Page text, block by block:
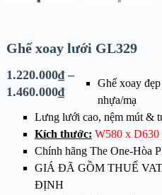
Ghế xoay lưới GL329
1.220.000₫ –
1.460.000₫
Ghế xoay
nhựa/mạ
Lưng lưới cao, nệm mút &
Kích thước: W580 x D630
Chính hãng The One-Hòa
GIÁ ĐÃ GỒM THUẾ
ĐỊNH